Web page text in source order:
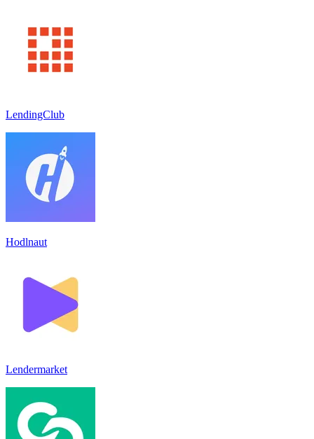
LendingClub
Hodlnaut
Lendermarket